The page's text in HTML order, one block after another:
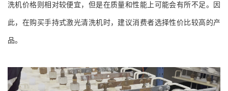
洗机价格则相对较便宜，但是在质量和性能上可能会有所不足。因
此，在购买手持式激光清洗机时，建议消费者选择性价比较高的产
品。